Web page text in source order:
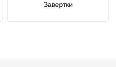
Завертки